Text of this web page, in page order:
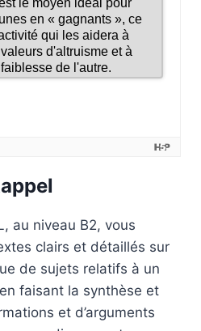
au niveau B2, vous
clairs et détaillés sur
de sujets relatifs à un
faisant la synthèse et
et d’arguments